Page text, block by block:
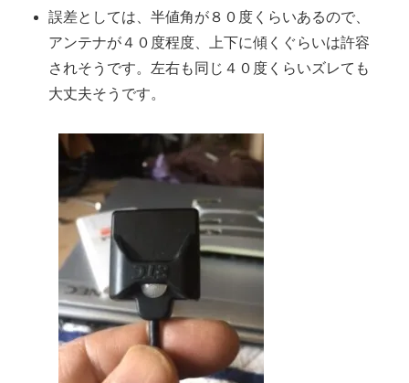
誤差としては、半値角が８０度くらいあるので、
アンテナが４０度程度、上下に傾くぐらいは許容
されそうです。左右も同じ４０度くらいズレても
大丈夫そうです。